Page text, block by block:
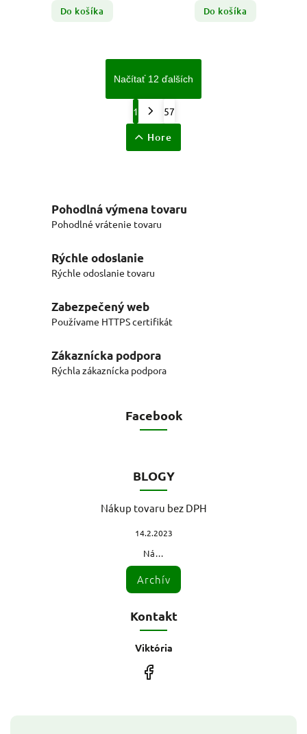
Do košíka Do košíka
Načítať 12 ďalších
1 57
Hore
Pohodlná výmena tovaru
Pohodlné vrátenie tovaru
Rýchle odoslanie
Rýchle odoslanie tovaru
Zabezpečený web
Používame HTTPS certifikát
Zákaznícka podpora
Rýchla zákaznícka podpora
Facebook
BLOGY
Nákup tovaru bez DPH
14.2.2023
Ná...
Archív
Kontakt
Viktória